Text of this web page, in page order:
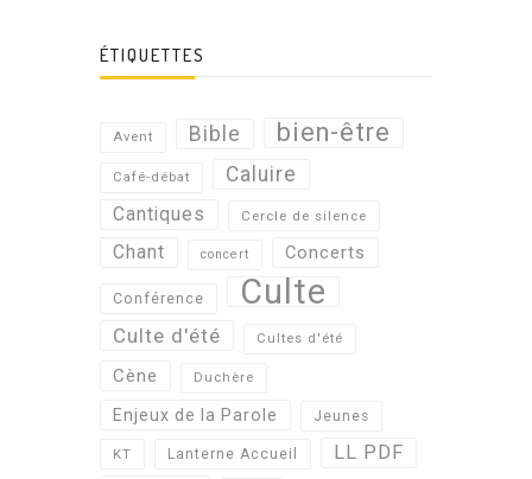
ÉTIQUETTES
Avent Bible bien-être
Café-débat Caluire
Cantiques Cercle de silence
Chant concert Concerts
Conférence Culte
Culte d'été Cultes d'été
Cène Duchère
Enjeux de la Parole Jeunes
KT Lanterne Accueil LL PDF